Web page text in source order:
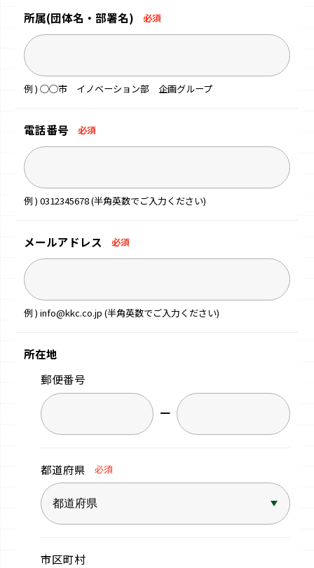
所属(団体名・部署名) 必須
例 ) ◯◯市 イノベーション部 企画グループ
電話番号 必須
例 ) 0312345678 (半角英数でご入力ください)
メールアドレス 必須
例 ) info@kkc.co.jp (半角英数でご入力ください)
所在地
郵便番号
−
都道府県 必須
市区町村